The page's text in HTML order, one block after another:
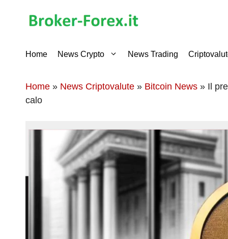
Home News Crypto News Trading
Home » News Criptovalute » Bitcoin News » Il
calo